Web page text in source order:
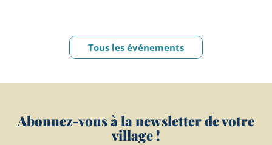
Tous les événements
Abonnez-vous à la newsletter de votre
village !